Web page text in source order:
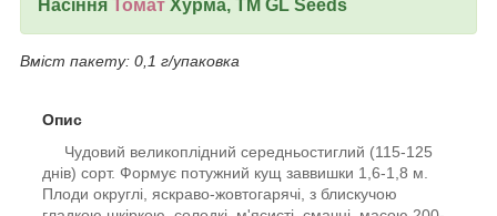
Насіння Томат Хурма, TM GL Seeds
Вміст пакету: 0,1 г/упаковка
Опис
Чудовий великоплідний середньостиглий (115-125
днів) сорт. Формує потужний кущ заввишки 1,6-1,8 м.
Плоди округлі, яскраво-жовтогарячі, з блискучою